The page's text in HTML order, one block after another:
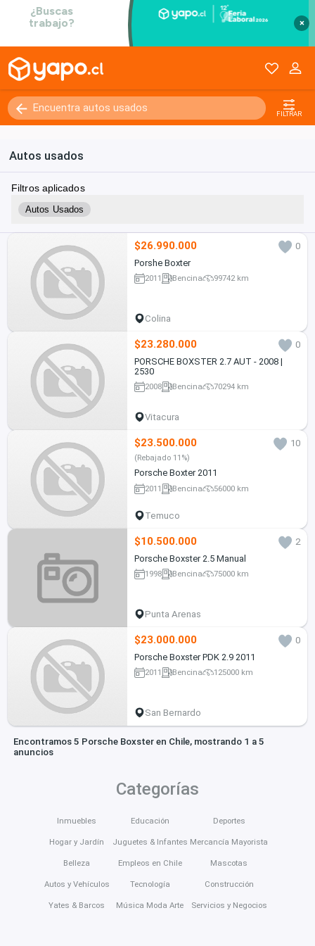
×
FILTRAR
Autos usados
Filtros aplicados
Autos Usados
$26.990.000
0
Porshe Boxter
2011 Bencina 99742 km
Colina
$23.280.000
0
PORSCHE BOXSTER 2.7 AUT - 2008 |
2530
2008 Bencina 70294 km
Vitacura
$23.500.000 10
(Rebajado 11%)
Porsche Boxter 2011
2011 Bencina 56000 km
Temuco
$10.500.000
2
Porsche Boxster 2.5 Manual
1998 Bencina 75000 km
Punta Arenas
$23.000.000
0
Porsche Boxster PDK 2.9 2011
2011 Bencina 125000 km
San Bernardo
Encontramos 5 Porsche Boxster en Chile, mostrando 1 a 5
anuncios
Categorías
Inmuebles
Hogar y Jardín
Belleza
Autos y Vehículos
Yates & Barcos
Educación
Juguetes & Infantes
Empleos en Chile
Tecnología
Música Moda Arte
Deportes
Mercancía Mayorista
Mascotas
Construcción
Servicios y Negocios